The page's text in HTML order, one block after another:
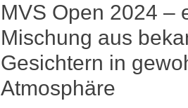
MVS Open 2024 –
Mischung aus
Gesichtern in
Atmosphäre